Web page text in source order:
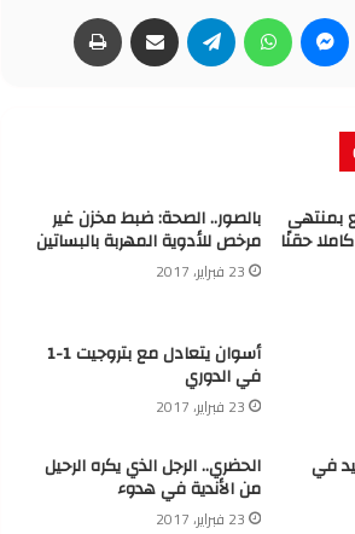
بينتيريست ماسنجر واتساب تيلقرام مشاركة عبر البريد
بمنتهى
حقنًا
بالصور.. الصحة: ضبط مخزن غير
مرخص للأدوية المهربة بالبساتين
23 فبراير، 2017
أسوان يتعادل مع بتروجيت 1-1
في الدوري
23 فبراير، 2017
في الحضري.. الرجل الذي يكره الرحيل
من الأندية في هدوء
23 فبراير، 2017